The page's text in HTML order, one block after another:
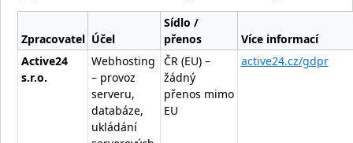
Zpracovatel Účel
Sídlo /
přenos
Více informací
Active24
s.r.o.
Webhosting
– provoz
serveru,
databáze,
ukládání
ČR (EU) –
žádný
přenos mimo
EU
active24.cz/gdpr